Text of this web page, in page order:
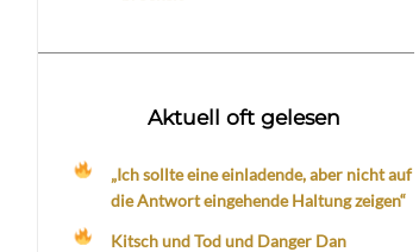
Aktuell oft gelesen
„Ich sollte eine einladende, aber nicht auf
die Antwort eingehende Haltung zeigen“
Kitsch und Tod und Danger Dan